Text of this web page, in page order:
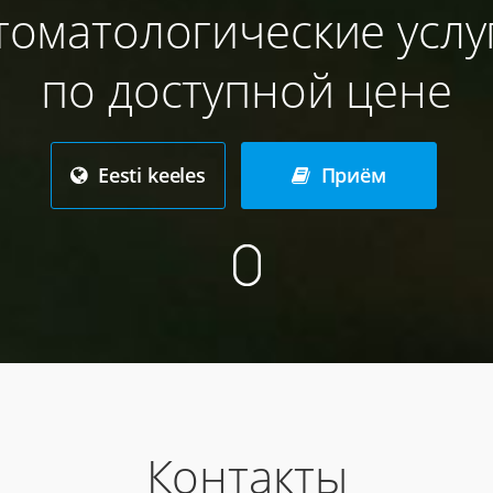
по доступной цене
Eesti keeles Приём
Контакты